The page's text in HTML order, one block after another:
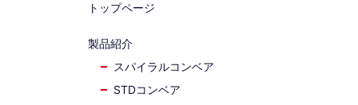
トップページ
製品紹介
スパイラルコンベア
STDコンベア